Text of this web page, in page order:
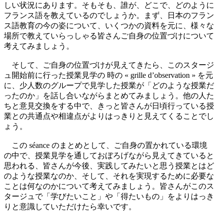
しい状況にあります。そもそも、誰が、どこで、どのように
フランス語を教えているのでしょうか。まず、日本のフラン
ス語教育の今の姿について、いくつかの資料を元に、様々な
場所で教えていらっしゃる皆さんご自身の位置づけについて
考えてみましょう。
そして、ご自身の位置づけが見えてきたら、このスタージ
ュ開始前に行った授業見学の 時の « grille d’observation » を元
に、少人数のグループで見学した授業が「どのような授業だ
ったのか」を話し合いながらまとめてみましょう。他の人た
ちと意見交換をする中で、きっと皆さんが日頃行っている授
業との共通点や相違点がよりはっきりと見えてくることでし
ょう。
この séance のまとめとして、ご自身の置かれている環境
の中で、授業見学を通しておぼろげながら見えてきていると
思われる、皆さんが今後、実践してみたいと思う授業とはど
のような授業なのか、そして、それを実現するために必要な
ことは何なのかについて考えてみましょう。皆さんがこのス
タージュで「学びたいこと」や「得たいもの」をよりはっき
りと意識していただけたら幸いです。